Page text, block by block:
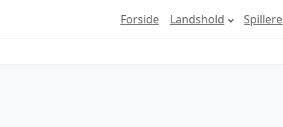
Forside Landshold Spillere